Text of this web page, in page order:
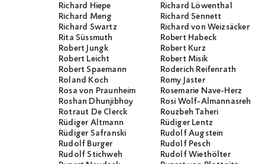
Richard Hiepe
Richard Löwenthal
Richard Meng
Richard Sennett
Richard Swartz
Richard von Weizsäcker
Rita Süssmuth
Robert Habeck
Robert Jungk
Robert Kurz
Robert Leicht
Robert Misik
Robert Spaemann
Roderich Reifenrath
Roland Koch
Romy Jaster
Rosa von Praunheim
Rosemarie Nave-Herz
Roshan Dhunjibhoy
Rosi Wolf-Almannasreh
Rotraut De Clerck
Rouzbeh Taheri
Rüdiger Altmann
Rüdiger Lentz
Rüdiger Safranski
Rudolf Augstein
Rudolf Burger
Rudolf Pesch
Rudolf Stichweh
Rudolf Wiethölter